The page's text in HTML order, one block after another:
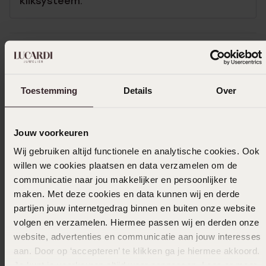
Toestemming Details Over
Jouw voorkeuren
Wij gebruiken altijd functionele en analytische cookies. Ook
willen we cookies plaatsen en data verzamelen om de
communicatie naar jou makkelijker en persoonlijker te
maken. Met deze cookies en data kunnen wij en derde
partijen jouw internetgedrag binnen en buiten onze website
volgen en verzamelen. Hiermee passen wij en derden onze
website, advertenties en communicatie aan jouw interesses
aan. Door op ‘accepteren’ te klikken ga je hiermee akkoord.
Ook leuk voor jou